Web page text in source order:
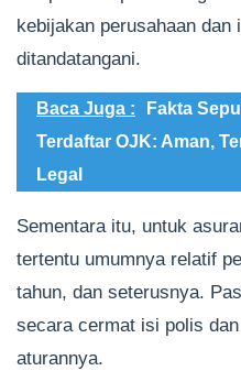
kebijakan perusahaan dan
ditandatangani.
Baca Juga :
Fakta
Terdaftar OJK: Aman,
Legal
Sementara itu, untuk
tertentu umumnya relatif
tahun, dan seterusnya.
secara cermat isi polis
aturannya.